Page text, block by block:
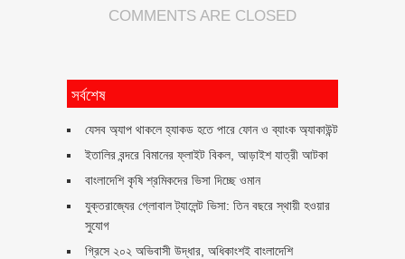
COMMENTS ARE CLOSED
সর্বশেষ
যেসব অ্যাপ থাকলে হ্যাকড হতে পারে ফোন ও ব্যাংক অ্যাকাউন্ট
ইতালির বন্দরে বিমানের ফ্লাইট বিকল, আড়াইশ যাত্রী আটকা
বাংলাদেশি কৃষি শ্রমিকদের ভিসা দিচ্ছে ওমান
যুক্তরাজ্যের গ্লোবাল ট্যালেন্ট ভিসা: তিন বছরে স্থায়ী হওয়ার
সুযোগ
গ্রিসে ২০২ অভিবাসী উদ্ধার, অধিকাংশই বাংলাদেশি